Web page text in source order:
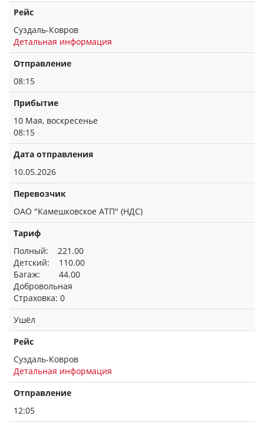
Рейс
Суздаль-Ковров
Детальная информация
Отправление
08:15
Прибытие
10 Мая, воскресенье
08:15
Дата отправления
10.05.2026
Перевозчик
ОАО "Камешковское АТП" (НДС)
Тариф
Полный: 221.00
Детский: 110.00
Багаж: 44.00
Добровольная
Страховка: 0
Ушёл
Рейс
Суздаль-Ковров
Детальная информация
Отправление
12:05